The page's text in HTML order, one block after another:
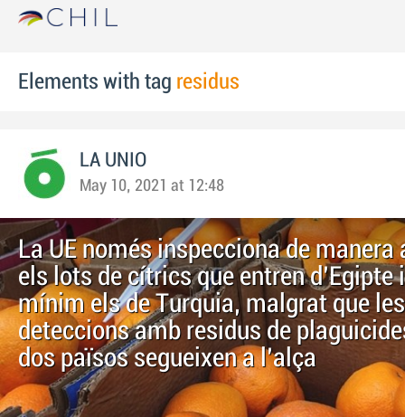
Elements with tag residus
LA UNIO
May 10, 2021 at 12:48
La UE només inspecciona de manera
els lots de cítrics que entren d'Egipte
mínim els de Turquia, malgrat que les
deteccions amb residus de
dos països segueixen a l'alça